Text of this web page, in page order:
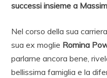
successi insieme a
Nel corso della sua
sua ex moglie Romina
parlarne ancora bene,
bellissima famiglia e la